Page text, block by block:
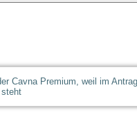
Cavna Premium, weil im
steht